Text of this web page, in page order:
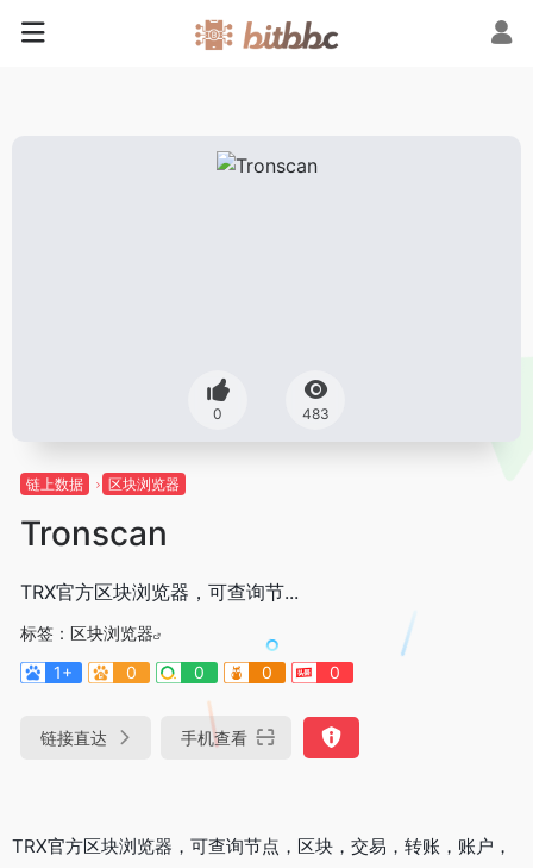
0 483
链上数据 区块浏览器
Tronscan
TRX官方区块浏览器，可查询节...
标签： 区块浏览器
1+
0 0 0 0
链接直达 手机查看
TRX官方区块浏览器，可查询节点，区块，交易，转账，账户，